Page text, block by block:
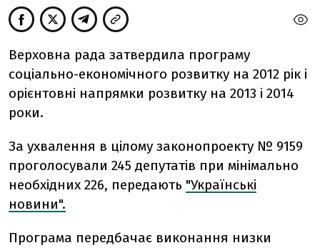
Верховна рада затвердила програму
соціально-економічного розвитку на 2012 рік і
орієнтовні напрямки розвитку на 2013 і 2014
роки.
За ухвалення в цілому законопроекту № 9159
проголосували 245 депутатів при мінімально
необхідних 226, передають "Українські
новини".
Програма передбачає виконання низки